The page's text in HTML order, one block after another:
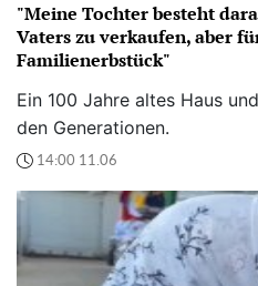
"Meine Tochter besteht
Vaters zu verkaufen, aber
Familienerbstück"
Ein 100 Jahre altes Haus
den Generationen.
14:00 11.06